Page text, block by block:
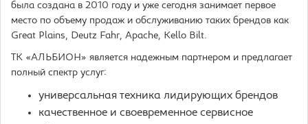
была создана в 2010 году и уже сегодня занимает первое
место по объему продаж и обслуживанию таких брендов как
Great Plains, Deutz Fahr, Apache, Kello Bilt.
ТК «АЛЬБИОН» является надежным партнером и предлагает
полный спектр услуг:
универсальная техника лидирующих брендов
качественное и своевременное сервисное